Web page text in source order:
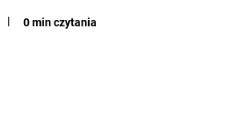
0 min czytania